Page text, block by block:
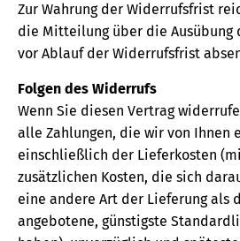
Zur Wahrung der Widerrufsfrist
die Mitteilung über die Ausübung
vor Ablauf der Widerrufsfrist
Folgen des Widerrufs
Wenn Sie diesen Vertrag
alle Zahlungen, die wir von Ihnen
einschließlich der Lieferkosten
zusätzlichen Kosten, die sich
eine andere Art der Lieferung als
angebotene, günstigste